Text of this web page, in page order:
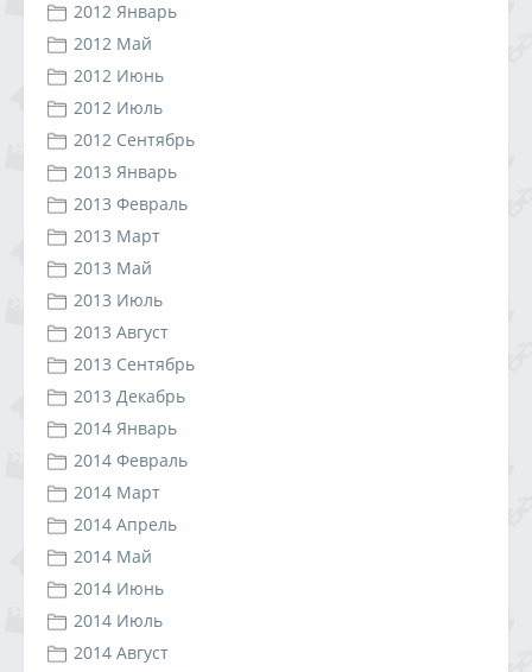
2012 Январь
2012 Май
2012 Июнь
2012 Июль
2012 Сентябрь
2013 Январь
2013 Февраль
2013 Март
2013 Май
2013 Июль
2013 Август
2013 Сентябрь
2013 Декабрь
2014 Январь
2014 Февраль
2014 Март
2014 Апрель
2014 Май
2014 Июнь
2014 Июль
2014 Август